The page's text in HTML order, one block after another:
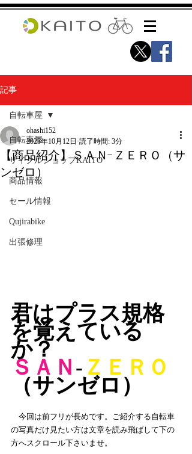
記事
自転車屋
サイクルショップKAITO
商品情報
セール情報
Qujirabike
出張修理
自転車屋
【商品紹介】ＳＡＮ-ＺＥＲＯ（サ
ンゼロ）
ohashi152
2023年10月12日 読了時間: 3分
君はプラス規格
を覚えている
か？
ＳＡＮ - ＺＥＲＯ
（サンゼロ）
今回は前フリが長めです。ご紹介する自転車
の写真だけ見たい方は文章を読み飛ばして下の
方へスクロール下さいませ。